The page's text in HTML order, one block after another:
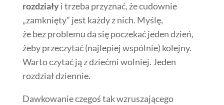
rozdziałyi trzeba przyznać, że cudownie
„zamknięty” jest każdy z nich. Myślę,
że bez problemu da się poczekać jeden dzień,
żeby przeczytać (najlepiej wspólnie) kolejny.
Warto czytać ją z dziećmi wolniej. Jeden
rozdział dziennie.
Dawkowanie czegoś tak wzruszającego